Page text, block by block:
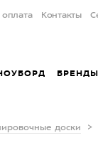
оплата Контакты
БРЕНДЫ
доски